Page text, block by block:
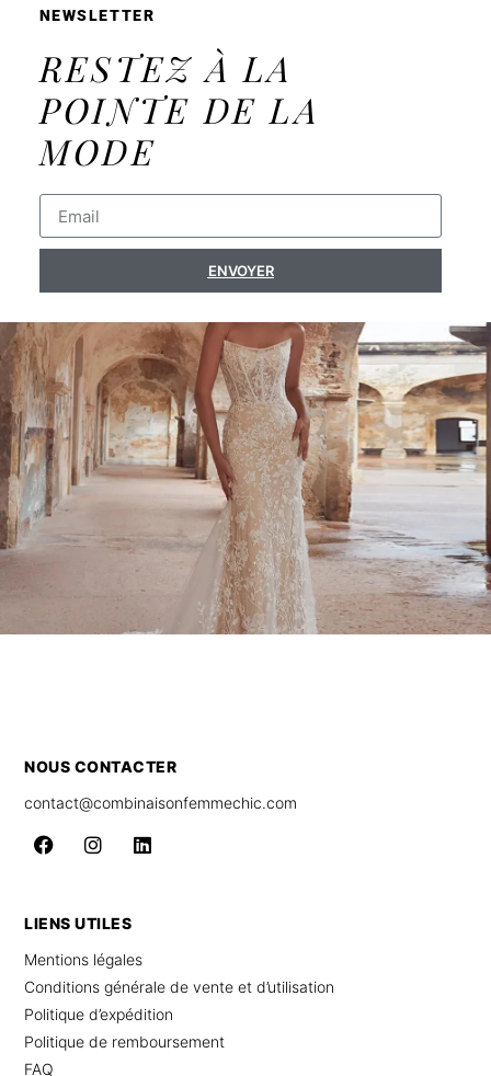
NEWSLETTER
RESTEZ À LA
POINTE DE LA
MODE
ENVOYER
NOUS CONTACTER
contact@combinaisonfemmechic.com
LIENS UTILES
Mentions légales
Conditions générale de vente et d’utilisation
Politique d’expédition
Politique de remboursement
FAQ